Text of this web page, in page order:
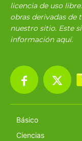
licencia de uso
obras derivadas de
nuestro sitio. Este
información aquí.
Básico
Ciencias